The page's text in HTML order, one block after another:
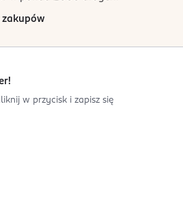
w przycisk i zapisz się